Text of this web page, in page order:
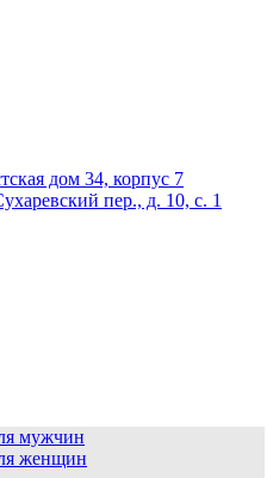
дом 34, корпус 7
пер., д. 10, с. 1
мужчин
женщин